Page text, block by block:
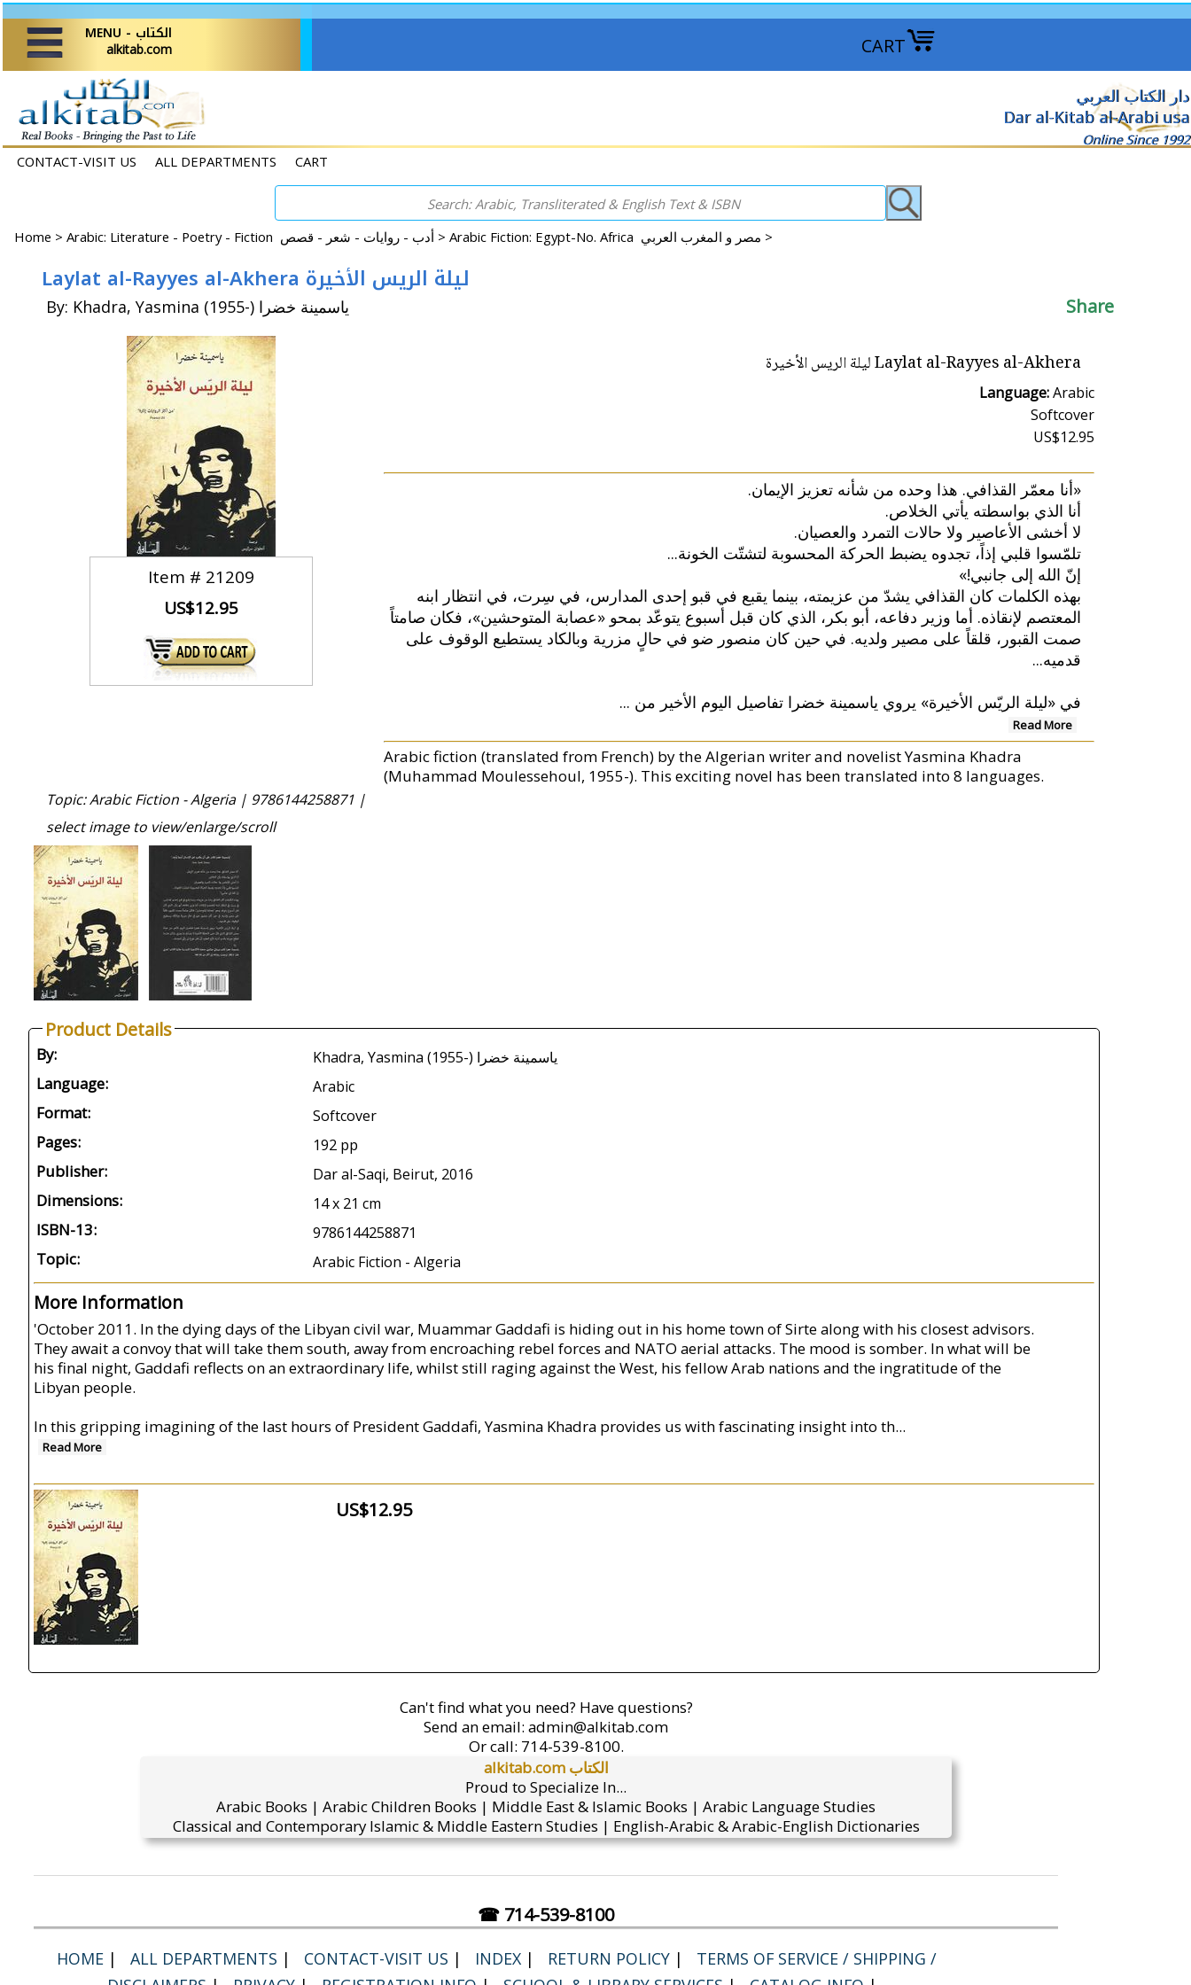
CART
MENU - الكتاب
alkitab.com
دار الكتاب العربي
Dar al-Kitab al-Arabi usa
Online Since 1992
CONTACT-VISIT US ALL DEPARTMENTS CART
Home > Arabic: Literature - Poetry - Fiction أدب - روايات - شعر - قصص > Arabic Fiction: Egypt-No. Africa مصر و المغرب العربي >
Laylat al-Rayyes al-Akhera ليلة الريس الأخيرة
By: Khadra, Yasmina (1955-) ياسمينة خضرا Share
Item # 21209
US$12.95
Laylat al-Rayyes al-Akhera ليلة الريس الأخيرة
Language:Arabic
Softcover
US$12.95
«أنا معمّر القذافي. هذا وحده من شأنه تعزيز الإيمان.
أنا الذي بواسطته يأتي الخلاص.
لا أخشى الأعاصير ولا حالات التمرد والعصيان.
تلمّسوا قلبي إذاً، تجدوه يضبط الحركة المحسوبة لتشتّت الخونة...
إنّ الله إلى جانبي!»
بهذه الكلمات كان القذافي يشدّ من عزيمته، بينما يقبع في قبو إحدى المدارس، في سِرت، في انتظار ابنه
المعتصم لإنقاذه. أما وزير دفاعه، أبو بكر، الذي كان قبل أسبوع يتوعّد بمحو «عصابة المتوحشين»، فكان صامتاً
صمت القبور، قلقاً على مصير ولديه. في حين كان منصور ضو في حالٍ مزرية وبالكاد يستطيع الوقوف على
قدميه...
في «ليلة الريّس الأخيرة» يروي ياسمينة خضرا تفاصيل اليوم الأخير من ...
Read More
Arabic fiction (translated from French) by the Algerian writer and novelist Yasmina Khadra
(Muhammad Moulessehoul, 1955-). This exciting novel has been translated into 8 languages.
Topic: Arabic Fiction - Algeria | 9786144258871 |
select image to view/enlarge/scroll
Product Details
By: Khadra, Yasmina (1955-) ياسمينة خضرا
Language: Arabic
Format: Softcover
Pages: 192 pp
Publisher: Dar al-Saqi, Beirut, 2016
Dimensions: 14 x 21 cm
ISBN-13: 9786144258871
Topic: Arabic Fiction - Algeria
More Information
'October 2011. In the dying days of the Libyan civil war, Muammar Gaddafi is hiding out in his home town of Sirte along with his closest advisors.
They await a convoy that will take them south, away from encroaching rebel forces and NATO aerial attacks. The mood is somber. In what will be
his final night, Gaddafi reflects on an extraordinary life, whilst still raging against the West, his fellow Arab nations and the ingratitude of the
Libyan people.
In this gripping imagining of the last hours of President Gaddafi, Yasmina Khadra provides us with fascinating insight into th...
Read More
US$12.95
Can't find what you need? Have questions?
Send an email: admin@alkitab.com
Or call: 714-539-8100.
alkitab.com الكتاب
Proud to Specialize In...
Arabic Books | Arabic Children Books | Middle East & Islamic Books | Arabic Language Studies
Classical and Contemporary Islamic & Middle Eastern Studies | English-Arabic & Arabic-English Dictionaries
☎ 714-539-8100
HOME | ALL DEPARTMENTS | CONTACT-VISIT US | INDEX | RETURN POLICY |
TERMS OF SERVICE / SHIPPING /